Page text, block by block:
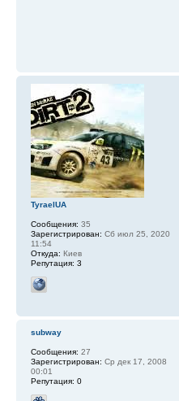
TyraelUA
Сообщения: 35
Зарегистрирован: Сб июл 25, 2020
11:54
Откуда: Киев
Репутация: 3
subway
Сообщения: 27
Зарегистрирован: Ср дек 17, 2008
00:01
Репутация: 0